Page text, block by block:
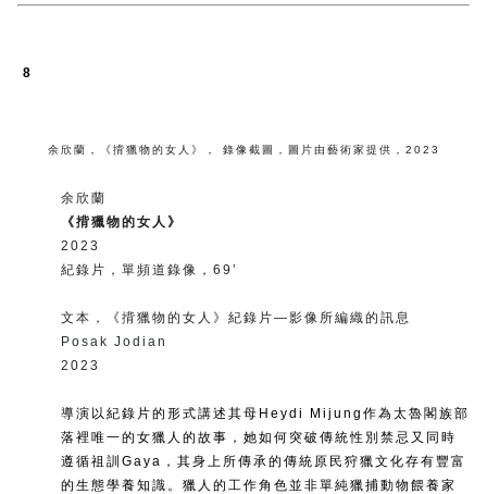
8
余欣蘭 《揹獵物的女人》 錄像截圖 圖片由藝術家提供 2023
余欣蘭
《揹獵物的女人》
2023
紀錄片，單頻道錄像，69’
文本，《揹獵物的女人》紀錄片—影像所編織的訊息
Posak Jodian
2023
導演以紀錄片的形式講述其母Heydi Mijung作為太魯閣族部
落裡唯一的女獵人的故事，她如何突破傳統性別禁忌又同時
遵循祖訓Gaya，其身上所傳承的傳統原民狩獵文化存有豐富
的生態學養知識。獵人的工作角色並非單純獵捕動物餵養家